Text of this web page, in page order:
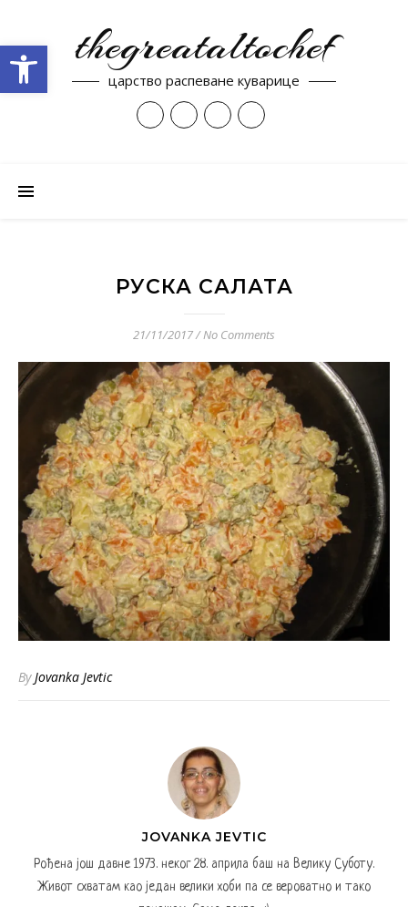
thegreataltochef
царство распеване куварице
РУСКА САЛАТА
21/11/2017/No Comments
ByJovanka Jevtic
JOVANKA JEVTIC
Рођена још давне 1973. неког 28. априла баш на Велику Суботу.
Живот схватам као један велики хоби па се вероватно и тако
Open toolbar